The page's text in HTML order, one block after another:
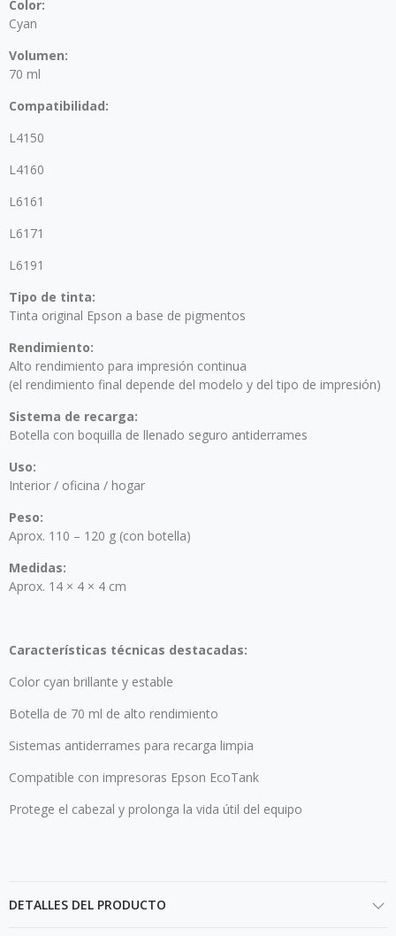
Color:
Cyan
Volumen:
70 ml
Compatibilidad:
L4150
L4160
L6161
L6171
L6191
Tipo de tinta:
Tinta original Epson a base de pigmentos
Rendimiento:
Alto rendimiento para impresión continua
(el rendimiento final depende del modelo y del tipo de impresión)
Sistema de recarga:
Botella con boquilla de llenado seguro antiderrames
Uso:
Interior / oficina / hogar
Peso:
Aprox. 110 – 120 g (con botella)
Medidas:
Aprox. 14 × 4 × 4 cm
Características técnicas destacadas:
Color cyan brillante y estable
Botella de 70 ml de alto rendimiento
Sistemas antiderrames para recarga limpia
Compatible con impresoras Epson EcoTank
Protege el cabezal y prolonga la vida útil del equipo
DETALLES DEL PRODUCTO